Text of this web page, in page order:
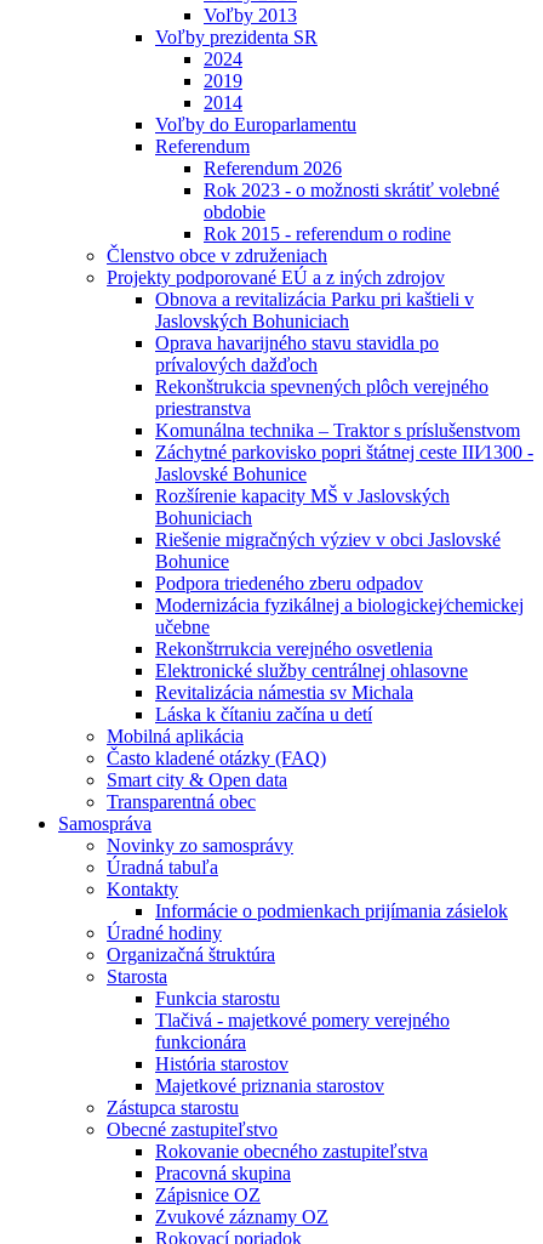
Voľby 2013
Voľby prezidenta SR
2024
2019
2014
Voľby do Europarlamentu
Referendum
Referendum 2026
Rok 2023 - o možnosti skrátiť volebné
obdobie
Rok 2015 - referendum o rodine
Členstvo obce v združeniach
Projekty podporované EÚ a z iných zdrojov
Obnova a revitalizácia Parku pri kaštieli v
Jaslovských Bohuniciach
Oprava havarijného stavu stavidla po
prívalových dažďoch
Rekonštrukcia spevnených plôch verejného
priestranstva
Komunálna technika – Traktor s príslušenstvom
Záchytné parkovisko popri štátnej ceste III⁄1300 -
Jaslovské Bohunice
Rozšírenie kapacity MŠ v Jaslovských
Bohuniciach
Riešenie migračných výziev v obci Jaslovské
Bohunice
Podpora triedeného zberu odpadov
Modernizácia fyzikálnej a biologickej⁄chemickej
učebne
Rekonštrrukcia verejného osvetlenia
Elektronické služby centrálnej ohlasovne
Revitalizácia námestia sv Michala
Láska k čítaniu začína u detí
Mobilná aplikácia
Často kladené otázky (FAQ)
Smart city & Open data
Transparentná obec
Samospráva
Novinky zo samosprávy
Úradná tabuľa
Kontakty
Informácie o podmienkach prijímania zásielok
Úradné hodiny
Organizačná štruktúra
Starosta
Funkcia starostu
Tlačivá - majetkové pomery verejného
funkcionára
História starostov
Majetkové priznania starostov
Zástupca starostu
Obecné zastupiteľstvo
Rokovanie obecného zastupiteľstva
Pracovná skupina
Zápisnice OZ
Zvukové záznamy OZ
Rokovací poriadok